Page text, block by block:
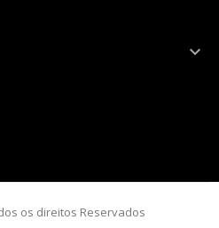

os direitos Reservados